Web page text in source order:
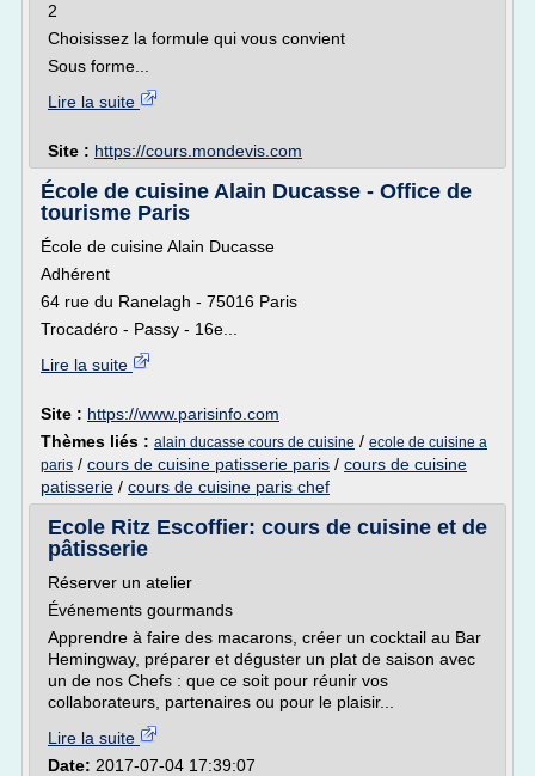
2
Choisissez la formule qui vous convient
Sous forme...
Lire la suite
Site : https://cours.mondevis.com
École de cuisine Alain Ducasse - Office de
tourisme Paris
École de cuisine Alain Ducasse
Adhérent
64 rue du Ranelagh - 75016 Paris
Trocadéro - Passy - 16e...
Lire la suite
Site : https://www.parisinfo.com
Thèmes liés : alain ducasse cours de cuisine / ecole de cuisine a
paris / cours de cuisine patisserie paris / cours de cuisine
patisserie / cours de cuisine paris chef
Ecole Ritz Escoffier: cours de cuisine et de
pâtisserie
Réserver un atelier
Événements gourmands
Apprendre à faire des macarons, créer un cocktail au Bar
Hemingway, préparer et déguster un plat de saison avec
un de nos Chefs : que ce soit pour réunir vos
collaborateurs, partenaires ou pour le plaisir...
Lire la suite
Date: 2017-07-04 17:39:07